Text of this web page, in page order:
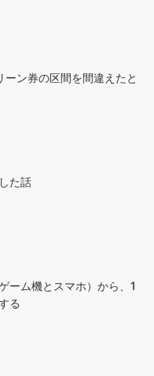
ン券の区間を間違えたと
た話
ーム機とスマホ）から、1
る